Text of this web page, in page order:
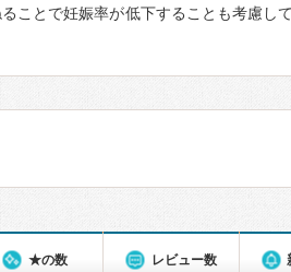
ことで妊娠率が低下することも考慮し
★の数 レビュー数